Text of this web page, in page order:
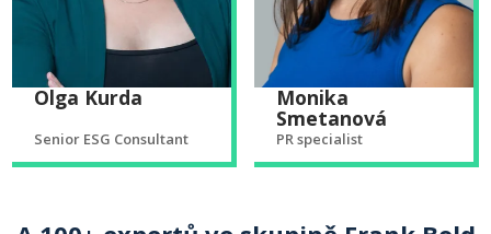
Olga Kurda
Senior ESG Consultant
Monika
Smetanová
PR specialist